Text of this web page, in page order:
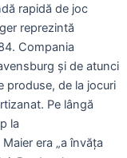
rapidă de joc
reprezintă
Compania
și de atunci
produse, de la jocuri
Pe lângă
la
era „a învăța